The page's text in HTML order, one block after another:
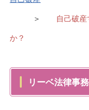
＞ 自己破
か？
リーベ法律事